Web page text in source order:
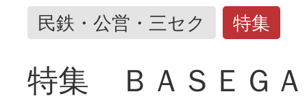
民鉄・公営・三セク 特集
特集 ＢＡＳＥＧ